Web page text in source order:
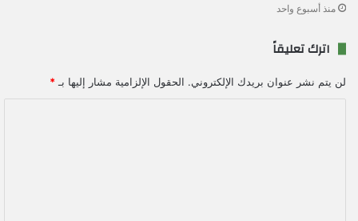
منذ أسبوع واحد
اترك تعليقاً
لن يتم نشر عنوان بريدك الإلكتروني. الحقول الإلزامية مشار إليها بـ *